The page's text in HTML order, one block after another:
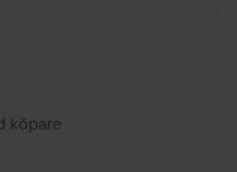
månader
köpare